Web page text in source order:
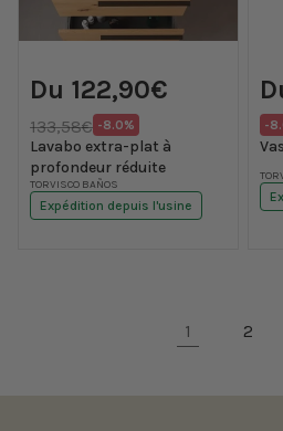
habituel
133,58€
promotionnel
Du 122,90€
Translation
missing:
-8.0%
Lavabo extra-plat à
profondeur réduite
Fournisseur :
TORVISCO BAÑOS
Expédition depuis l'usine
-
1 2